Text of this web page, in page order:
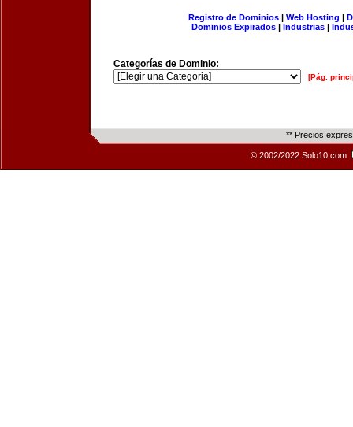
Registro de Dominios| Web Hosting |
Dominios Expirados | Industrias |
Categorías de Dominio:
[Pág.
** Precios
© 2002/2022 Solo10.com